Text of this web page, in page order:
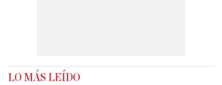
LO MÁS LEÍDO